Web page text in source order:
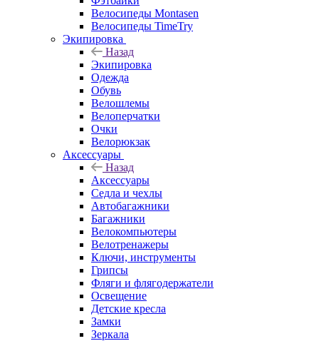
Велосипеды Montasen
Велосипеды TimeTry
Экипировка
Назад
Экипировка
Одежда
Обувь
Велошлемы
Велоперчатки
Очки
Велорюкзак
Аксессуары
Назад
Аксессуары
Седла и чехлы
Автобагажники
Багажники
Велокомпьютеры
Велотренажеры
Ключи, инструменты
Грипсы
Фляги и флягодержатели
Освещение
Детские кресла
Замки
Зеркала